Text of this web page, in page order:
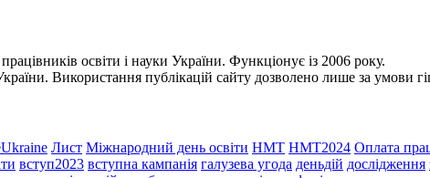
освіти і науки України. Функціонує із 2006 року.
Використання публікацій сайту дозволено лише за умови
Лист Міжнародний день освіти НМТ НМТ2024 Оплата
вступ2023 вступна кампанія галузева угода деньдій дослідження